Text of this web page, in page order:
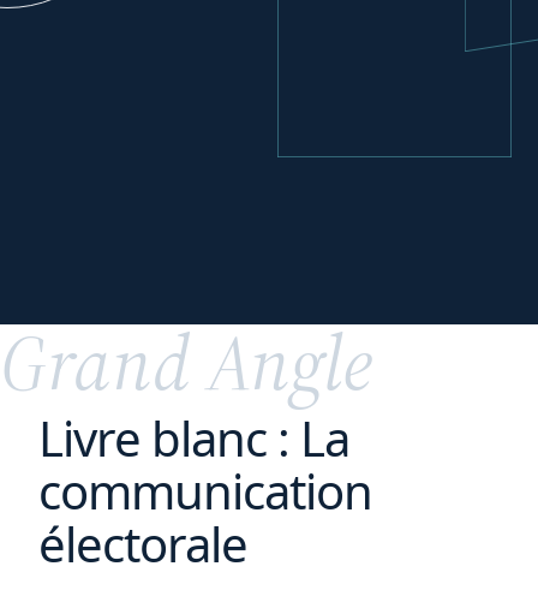
Grand Angle
Livre blanc : La
communication
électorale